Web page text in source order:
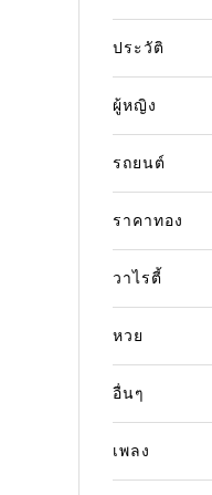
ประวัติ
ผู้หญิง
รถยนต์
ราคาทอง
วาไรตี้
หวย
อื่นๆ
เพลง